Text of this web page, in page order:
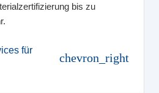
bis zu
für
chevron_right